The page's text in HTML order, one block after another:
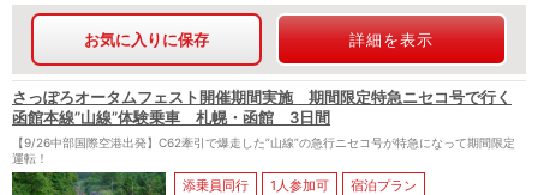
お気に入りに保存 詳細を表示
さっぽろオータムフェスト開催期間実施 期間限定特急ニセコ号で行く
函館本線”山線”体験乗車 札幌・函館 3日間
【9/26中部国際空港出発】C62牽引で爆走した”山線”の急行ニセコ号が特急になって期間限定
運転！
添乗員同行 1人参加可
宿泊プラン